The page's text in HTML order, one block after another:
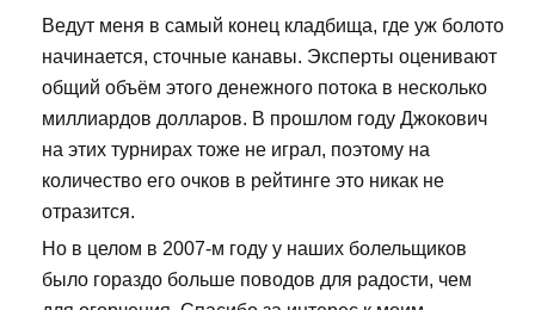
Ведут меня в самый конец кладбища, где уж болото
начинается, сточные канавы. Эксперты оценивают
общий объём этого денежного потока в несколько
миллиардов долларов. В прошлом году Джокович
на этих турнирах тоже не играл, поэтому на
количество его очков в рейтинге это никак не
отразится.
Но в целом в 2007-м году у наших болельщиков
было гораздо больше поводов для радости, чем